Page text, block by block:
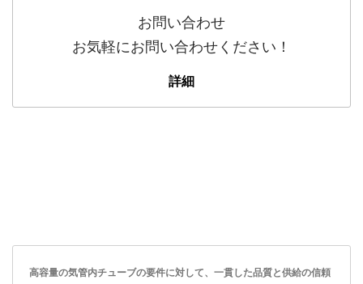
お問い合わせ
お気軽にお問い合わせください！
詳細
高容量の気管内チューブの要件に対して、一貫した品質と供給の信頼